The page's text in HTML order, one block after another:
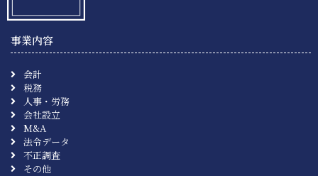
事業内容
会計
税務
人事・労務
会社設立
M&A
法令データ
不正調査
その他